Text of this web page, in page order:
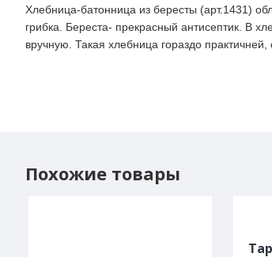
Хлебница-батонница из бересты (арт.1431)
грибка. Береста- прекрасный антисептик. В
вручную. Такая хлебница гораздо
Похожие товары